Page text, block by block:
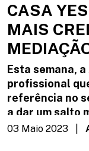
CASA
MAIS
Esta semana,
profissional
referência no
a dar um salto
hoje a
03 Maio 2023 |